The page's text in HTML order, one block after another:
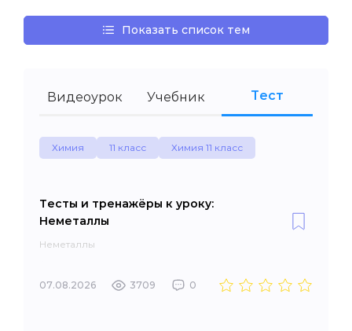
Показать список тем
Видеоурок Учебник Тест
Химия 11 класс Химия 11 класс
Тесты и тренажёры к уроку:
Неметаллы
Неметаллы
07.08.2026 3709 0